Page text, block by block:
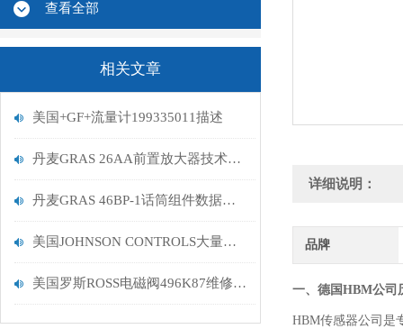
查看全部
相关文章
美国+GF+流量计199335011描述
丹麦GRAS 26AA前置放大器技术原理分析
丹麦GRAS 46BP-1话筒组件数据描述
美国JOHNSON CONTROLS大量型号供应商经销
美国罗斯ROSS电磁阀496K87维修包简介
详细说明：
品牌
一、德国HBM公司
HBM传感器公司是